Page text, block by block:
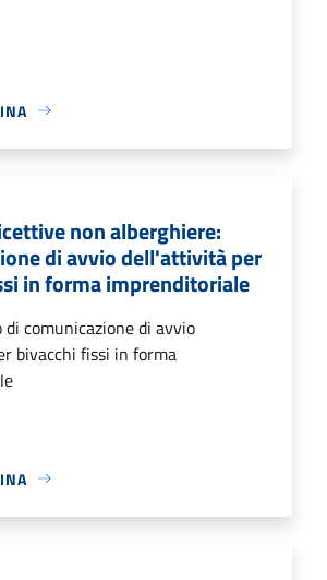
non alberghiere:
di avvio dell'attività per
in forma imprenditoriale
di comunicazione di avvio
bivacchi fissi in forma